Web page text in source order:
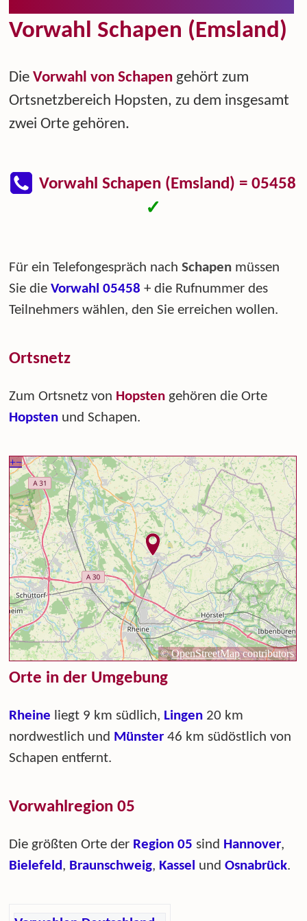
Vorwahl Schapen (Emsland)
DieVorwahl von Schapen gehört zum
Ortsnetzbereich Hopsten, zu dem insgesamt
zwei Orte gehören.
Vorwahl Schapen (Emsland) = 05458
✓
Für ein Telefongespräch nachSchapen müssen
Sie dieVorwahl 05458 + die Rufnummer des
Teilnehmers wählen, den Sie erreichen wollen.
Ortsnetz
Zum Ortsnetz von Hopsten gehören die Orte
Hopsten und Schapen.
Orte in der Umgebung
Rheine liegt 9 km südlich, Lingen 20 km
nordwestlich und Münster 46 km südöstlich von
Schapen entfernt.
Vorwahlregion 05
Die größten Orte der Region 05 sind Hannover,
Bielefeld, Braunschweig, Kassel undOsnabrück.